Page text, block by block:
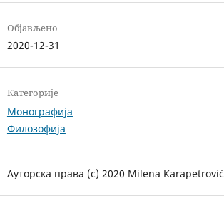
Објављено
2020-12-31
Категорије
Монографија
Филозофија
Ауторска права (c) 2020 Milena Karapetrović